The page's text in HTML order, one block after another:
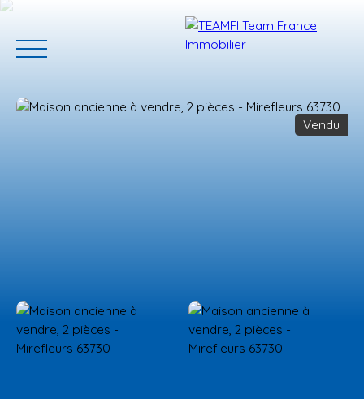
Estimation
Vendu